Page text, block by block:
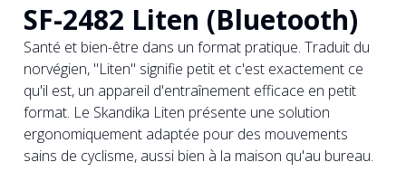
SF-2482 Liten (Bluetooth)
Santé et bien-être dans un format pratique. Traduit du
norvégien, "Liten" signifie petit et c'est exactement ce
qu'il est, un appareil d'entraînement efficace en petit
format. Le Skandika Liten présente une solution
ergonomiquement adaptée pour des mouvements
sains de cyclisme, aussi bien à la maison qu'au bureau.